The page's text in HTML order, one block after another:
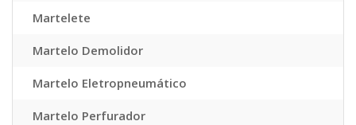
Martelete
Martelo Demolidor
Martelo Eletropneumático
Martelo Perfurador